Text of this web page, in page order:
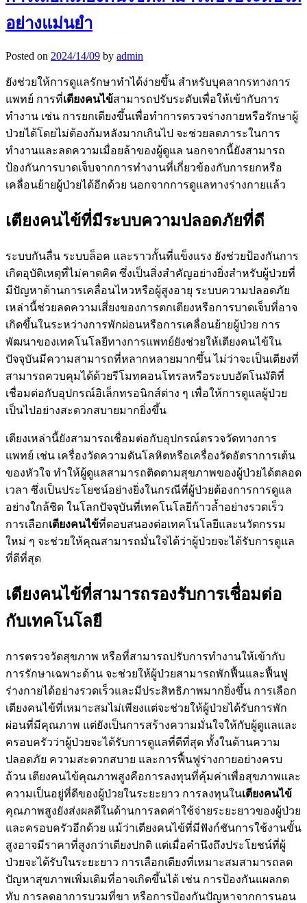
อย่างแม่นยำ
Posted on 2024/14/09 by admin
ยังช่วยให้การดูแลรักษาทำได้ง่ายขึ้น สำหรับบุคลากรทางการ
แพทย์ การที่เตียงคนไข้สามารถปรับระดับเพื่อให้เข้ากับการ
ทำงาน เช่น การยกเตียงขึ้นเพื่อทำการตรวจร่างกายหรือรักษาผู้
ป่วยได้โดยไม่ต้องก้มหลังมากเกินไป จะช่วยลดภาระในการ
ทำงานและลดความเมื่อยล้าของผู้ดูแล นอกจากนี้ยังสามารถ
ป้องกันการบาดเจ็บจากการทำงานที่เกี่ยวข้องกับการยกหรือ
เคลื่อนย้ายผู้ป่วยได้อีกด้วย นอกจากการดูแลทางร่างกายแล้ว
เตียงคนไข้ที่มีระบบความปลอดภัยที่ดี
ระบบกันลื่น ระบบล็อค และราวกั้นที่แข็งแรง ยังช่วยป้องกันการ
เกิดอุบัติเหตุที่ไม่คาดคิด ซึ่งเป็นสิ่งสำคัญอย่างยิ่งสำหรับผู้ป่วยที่
มีปัญหาด้านการเคลื่อนไหวหรือผู้สูงอายุ ระบบความปลอดภัย
เหล่านี้ช่วยลดความเสี่ยงของการตกเตียงหรือการบาดเจ็บที่อาจ
เกิดขึ้นในระหว่างการพักผ่อนหรือการเคลื่อนย้ายผู้ป่วย การ
พัฒนาของเทคโนโลยีทางการแพทย์ยังช่วยให้เตียงคนไข้ใน
ปัจจุบันมีความสามารถที่หลากหลายมากขึ้น ไม่ว่าจะเป็นเตียงที่
สามารถควบคุมได้ด้วยรีโมทคอนโทรลหรือระบบอัตโนมัติที่
เชื่อมต่อกับอุปกรณ์อิเล็กทรอนิกส์ต่าง ๆ เพื่อให้การดูแลผู้ป่วย
เป็นไปอย่างสะดวกสบายมากยิ่งขึ้น
เตียงเหล่านี้ยังสามารถเชื่อมต่อกับอุปกรณ์ตรวจวัดทางการ
แพทย์ เช่น เครื่องวัดความดันโลหิตหรือเครื่องวัดอัตราการเต้น
ของหัวใจ ทำให้ผู้ดูแลสามารถติดตามสุขภาพของผู้ป่วยได้ตลอด
เวลา ซึ่งเป็นประโยชน์อย่างยิ่งในกรณีที่ผู้ป่วยต้องการการดูแล
อย่างใกล้ชิด ในโลกปัจจุบันที่เทคโนโลยีก้าวล้ำอย่างรวดเร็ว
การเลือกเตียงคนไข้ที่ตอบสนองต่อเทคโนโลยีและนวัตกรรม
ใหม่ ๆ จะช่วยให้คุณสามารถมั่นใจได้ว่าผู้ป่วยจะได้รับการดูแล
ที่ดีที่สุด
เตียงคนไข้ที่สามารถรองรับการเชื่อมต่อ
กับเทคโนโลยี
การตรวจวัดสุขภาพ หรือที่สามารถปรับการทำงานให้เข้ากับ
การรักษาเฉพาะด้าน จะช่วยให้ผู้ป่วยสามารถพักฟื้นและฟื้นฟู
ร่างกายได้อย่างรวดเร็วและมีประสิทธิภาพมากยิ่งขึ้น การเลือก
เตียงคนไข้ที่เหมาะสมไม่เพียงแต่จะช่วยให้ผู้ป่วยได้รับการพัก
ผ่อนที่มีคุณภาพ แต่ยังเป็นการสร้างความมั่นใจให้กับผู้ดูแลและ
ครอบครัวว่าผู้ป่วยจะได้รับการดูแลที่ดีที่สุด ทั้งในด้านความ
ปลอดภัย ความสะดวกสบาย และการฟื้นฟูร่างกายอย่างครบ
ถ้วน เตียงคนไข้คุณภาพสูงคือการลงทุนที่คุ้มค่าเพื่อสุขภาพและ
ความเป็นอยู่ที่ดีของผู้ป่วยในระยะยาว การลงทุนในเตียงคนไข้
คุณภาพสูงยังส่งผลดีในด้านการลดค่าใช้จ่ายระยะยาวของผู้ป่วย
และครอบครัวอีกด้วย แม้ว่าเตียงคนไข้ที่มีฟังก์ชันการใช้งานขั้น
สูงอาจมีราคาที่สูงกว่าเตียงปกติ แต่เมื่อคำนึงถึงประโยชน์ที่ผู้
ป่วยจะได้รับในระยะยาว การเลือกเตียงที่เหมาะสมสามารถลด
ปัญหาสุขภาพเพิ่มเติมที่อาจเกิดขึ้นได้ เช่น การป้องกันแผลกด
ทับ การลดอาการบวมที่ขา หรือการป้องกันปัญหาจากการนอน